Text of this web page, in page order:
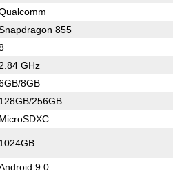
855
2.84 GHz
8GB
128GB/256GB
MicroSDXC
1024GB
9.0